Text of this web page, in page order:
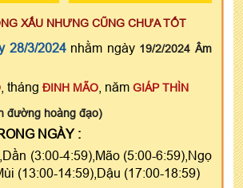
XẤU NHƯNG CŨNG CHƯA TỐT
28/3/2024nhằm ngày 19/2/2024 Âm
, tháng ĐINH MÃO , năm GIÁP THÌN
đường hoàng đạo)
NGÀY :
(3:00-4:59),Mão (5:00-6:59),Ngọ
(13:00-14:59),Dậu (17:00-18:59)